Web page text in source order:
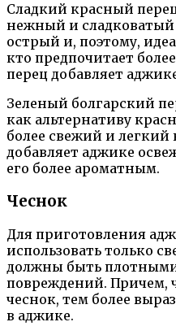
Сладкий красный
нежный и сладковатый
острый и, поэтому,
кто предпочитает
перец добавляет
Зеленый болгарский
как альтернативу
более свежий и легкий
добавляет аджике
его более ароматным.
Чеснок
Для приготовления
использовать только
должны быть
повреждений. Причем,
чеснок, тем более
в аджике.